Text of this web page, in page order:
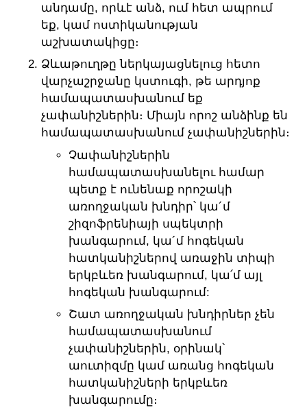
անդամը, որևէ անձ, ում հետ ապրում
եք, կամ ոստիկանության
աշխատակիցը։
Ձևաթուղթը ներկայացնելուց հետո
վարչաշրջանը կստուգի, թե արդյոք
համապատասխանում եք
չափանիշներին։ Միայն որոշ անձինք են
համապատասխանում չափանիշներին։
Չափանիշներին
համապատասխանելու համար
պետք է ունենաք որոշակի
առողջական խնդիր՝ կա´մ
շիզոֆրենիայի սպեկտրի
խանգարում, կա´մ հոգեկան
հատկանիշներով առաջին տիպի
երկբևեռ խանգարում, կա՛մ այլ
հոգեկան խանգարում:
Շատ առողջական խնդիրներ չեն
համապատասխանում
չափանիշներին, օրինակ՝
աուտիզմը կամ առանց հոգեկան
հատկանիշների երկբևեռ
խանգարումը։